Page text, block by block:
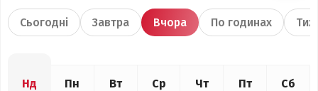
Сьогодні Завтра Вчора По годинах
Нд Пн Вт Ср Чт Пт Сб